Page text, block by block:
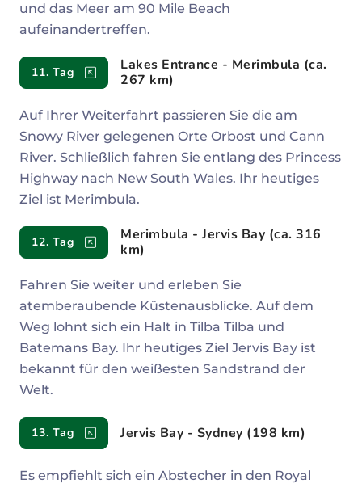
und das Meer am 90 Mile Beach
aufeinandertreffen.
11. Tag
Lakes Entrance - Merimbula (ca.
267 km)
Auf Ihrer Weiterfahrt passieren Sie die am
Snowy River gelegenen Orte Orbost und Cann
River. Schließlich fahren Sie entlang des Princess
Highway nach New South Wales. Ihr heutiges
Ziel ist Merimbula.
12. Tag
Merimbula - Jervis Bay (ca. 316
km)
Fahren Sie weiter und erleben Sie
atemberaubende Küstenausblicke. Auf dem
Weg lohnt sich ein Halt in Tilba Tilba und
Batemans Bay. Ihr heutiges Ziel Jervis Bay ist
bekannt für den weißesten Sandstrand der
Welt.
13. Tag Jervis Bay - Sydney (198 km)
Es empfiehlt sich ein Abstecher in den Royal